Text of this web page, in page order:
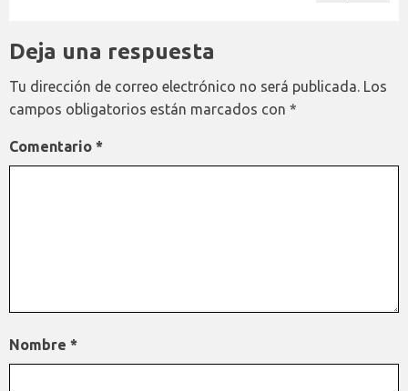
Deja una respuesta
Tu dirección de correo electrónico no será publicada. Los
campos obligatorios están marcados con *
Comentario *
Nombre *